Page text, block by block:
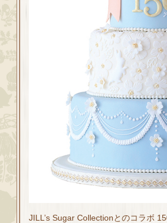
JILL’s Sugar Collectionとのコラボ